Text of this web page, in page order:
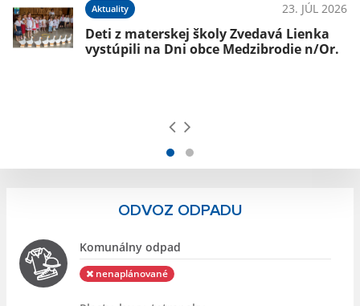
Aktuality 23. JÚL 2026
Deti z materskej školy Zvedavá Lienka
vystúpili na Dni obce Medzibrodie n/Or.
ODVOZ ODPADU
Komunálny odpad
nenaplánované